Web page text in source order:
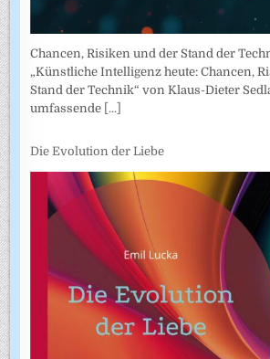
Chancen, Risiken und der Stand der
„Künstliche Intelligenz heute: Chancen,
Stand der Technik“ von Klaus-Dieter
umfassende [...]
Die Evolution der Liebe